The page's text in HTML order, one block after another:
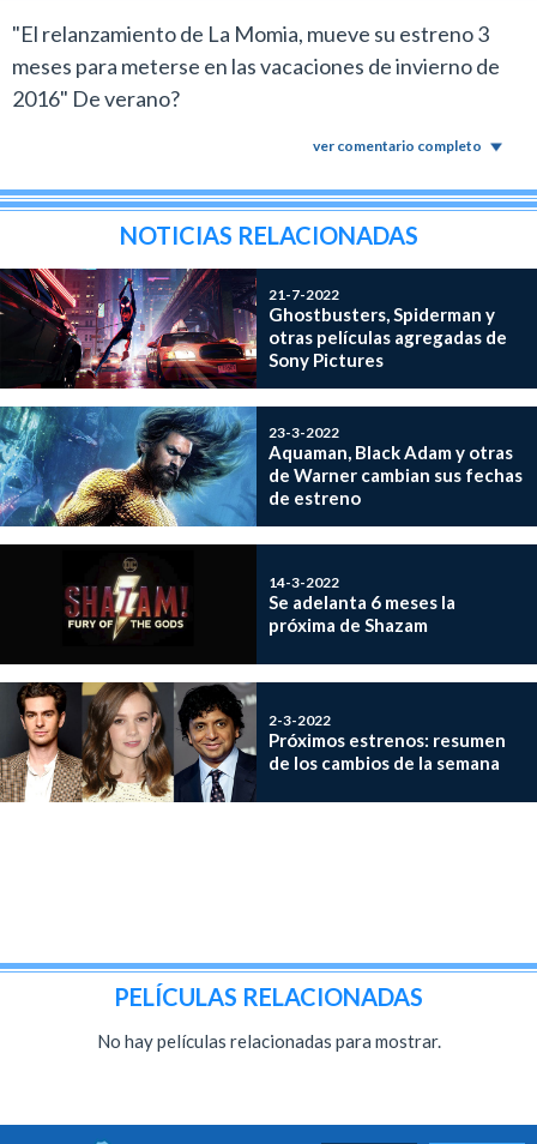
"El relanzamiento de La Momia, mueve su estreno 3
meses para meterse en las vacaciones de invierno de
2016" De verano?
ver comentario completo
NOTICIAS RELACIONADAS
21-7-2022
Ghostbusters, Spiderman y
otras películas agregadas de
Sony Pictures
23-3-2022
Aquaman, Black Adam y otras
de Warner cambian sus fechas
de estreno
14-3-2022
Se adelanta 6 meses la
próxima de Shazam
2-3-2022
Próximos estrenos: resumen
de los cambios de la semana
PELÍCULAS RELACIONADAS
No hay películas relacionadas para mostrar.